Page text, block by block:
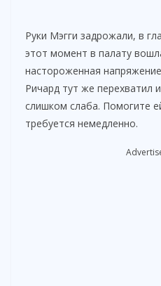
Руки Мэгги задрожали, в
этот момент в палату
настороженная
Ричард тут же перехватил
слишком слаба. Помогите
требуется немедленно.